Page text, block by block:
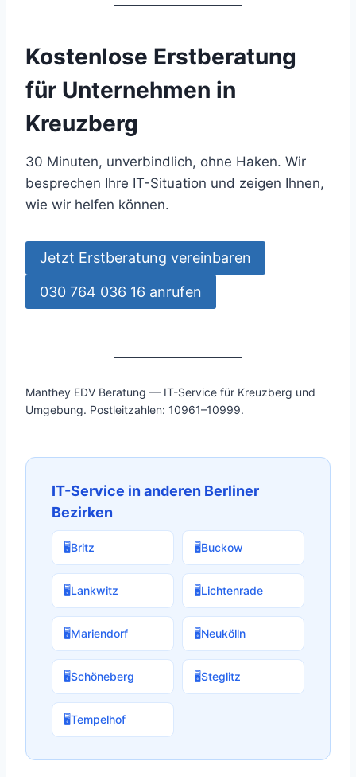
Kostenlose Erstberatung
für Unternehmen in
Kreuzberg
30 Minuten, unverbindlich, ohne Haken. Wir
besprechen Ihre IT-Situation und zeigen Ihnen,
wie wir helfen können.
Jetzt Erstberatung vereinbaren
030 764 036 16 anrufen
Manthey EDV Beratung — IT-Service für Kreuzberg und
Umgebung. Postleitzahlen: 10961–10999.
IT-Service in anderen Berliner
Bezirken
🖥️Britz 🖥️Buckow
🖥️Lankwitz 🖥️Lichtenrade
🖥️Mariendorf 🖥️Neukölln
🖥️Schöneberg 🖥️Steglitz
🖥️Tempelhof